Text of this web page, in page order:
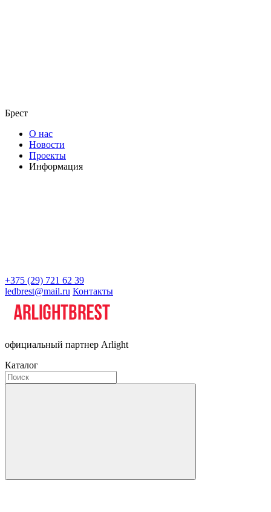
Брест
О нас
Новости
Проекты
Информация
+375 (29) 721 62 39
ledbrest@mail.ru Контакты
официальный партнер Arlight
Каталог